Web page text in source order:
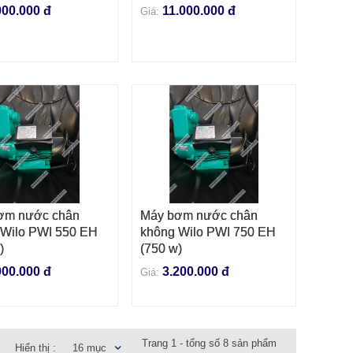
.Nếu bạn chưa nhìn thấy sản phẩm mà mình cần. Hãy
cho chúng tôi ngay để nhận được sự trợ
đ Giá: 11.000.000 đ
GIỎ HÀNG
nước chân
PWI 550 EH
đ
THÊM VÀO GIỎ HÀNG
Máy bơm nước chân
không Wilo PWI 750 EH
(750 w)
Giá: 3.200.000 đ
Trang 1 - tổng số 8 sản phẩm
Hiển thị : 16 mục